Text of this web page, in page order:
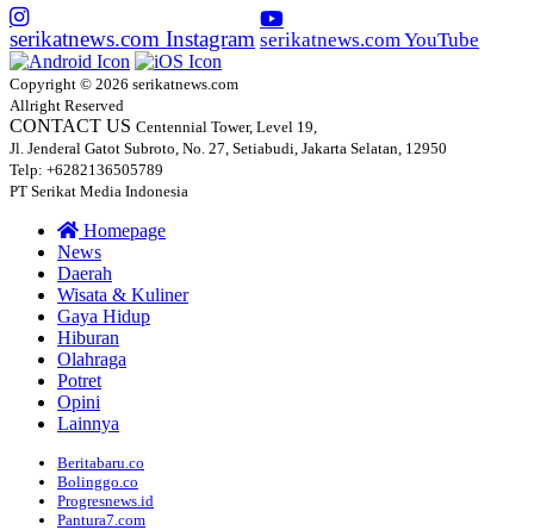
serikatnews.com Instagram serikatnews.com YouTube
Copyright © 2026 serikatnews.com
Allright Reserved
CONTACT US Centennial Tower, Level 19,
Jl. Jenderal Gatot Subroto, No. 27, Setiabudi, Jakarta Selatan, 12950
Telp: +6282136505789
PT Serikat Media Indonesia
Homepage
News
Daerah
Wisata & Kuliner
Gaya Hidup
Hiburan
Olahraga
Potret
Opini
Lainnya
Beritabaru.co
Bolinggo.co
Progresnews.id
Pantura7.com